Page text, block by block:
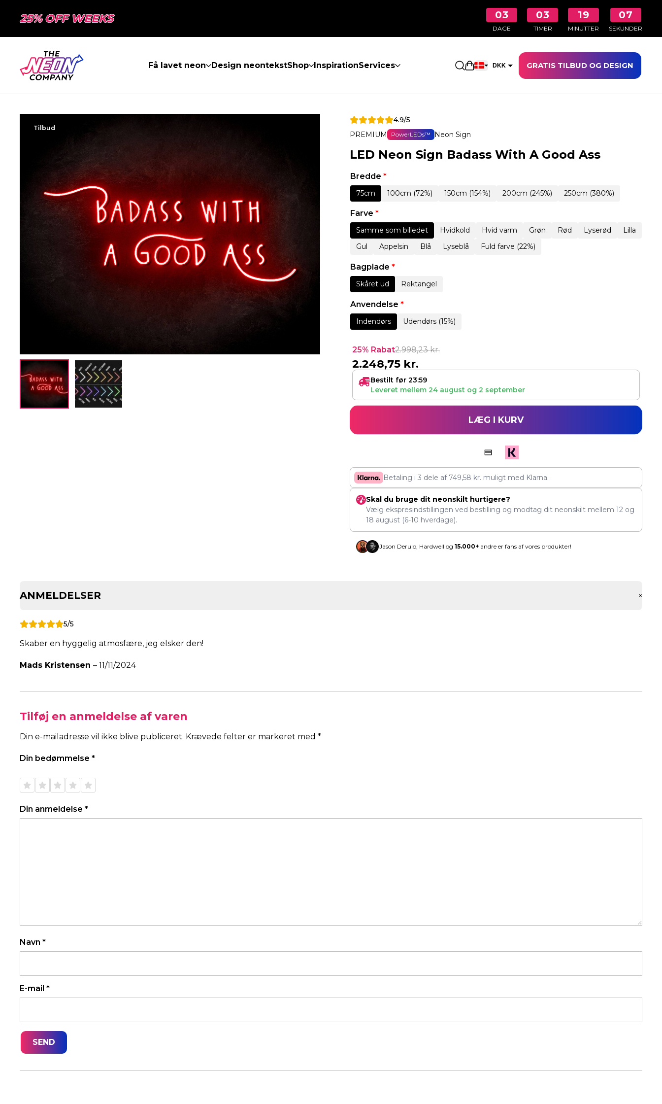
25% OFF WEEKS 03
DAGE
03
TIMER
19
MINUTTER
05
SEKUNDER
Få lavet neon Design neontekstShop InspirationServices Åbn indkøbskurven
DKK GRATIS TILBUD OG DESIGN
Tilbud
4.9/5
PREMIUM
PowerLEDs™ Neon Sign
LED Neon Sign Badass With A Good Ass
Bredde *
75cm 100cm (72%) 150cm (154%) 200cm (245%) 250cm (380%)
Farve *
Samme som billedet Hvidkold Hvid varm Grøn Rød Lyserød
Lilla
Gul
Appelsin Blå Lyseblå Fuld farve (22%)
Bagplade *
Skåret ud Rektangel
Anvendelse *
Indendørs Udendørs (15%)
25% Rabat2.998,23kr.
2.248,75 kr.
Bestilt før 23:59
Leveret mellem 24 august og 2 september
LÆG I KURV
Betaling i 3 dele af 749,58 kr. muligt med Klarna.
Skal du bruge dit neonskilt hurtigere?
Vælg ekspresindstillingen ved bestilling og modtag dit neonskilt mellem 12og
18 august(6-10 hverdage).
Jason Derulo, Hardwell og 15.000+andre er fans af vores produkter!
ANMELDELSER +
5/5
Skaber en hyggelig atmosfære, jeg elsker den!
Mads Kristensen – 11/11/2024
Tilføj en anmeldelse af varen
Din e-mailadresse vil ikke blive publiceret. Krævede felter er markeret med *
Din bedømmelse *
5
5
5
5
5
Din anmeldelse *
Navn *
E-mail *